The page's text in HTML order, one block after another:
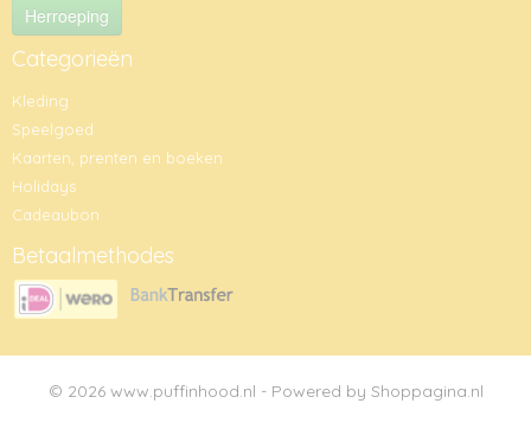
Herroeping
Categorieën
Kleding
Speelgoed
Kaarten, prenten en boeken
Holidays
Cadeaubon
Betaalmethodes
© 2026 www.puffinhood.nl - Powered by Shoppagina.nl